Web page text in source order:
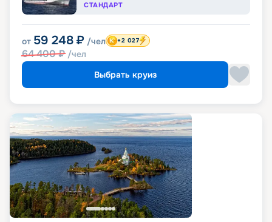
СТАНДАРТ
от 59 248 ₽ /чел
64 400₽ /чел
+2 027
Выбрать круиз